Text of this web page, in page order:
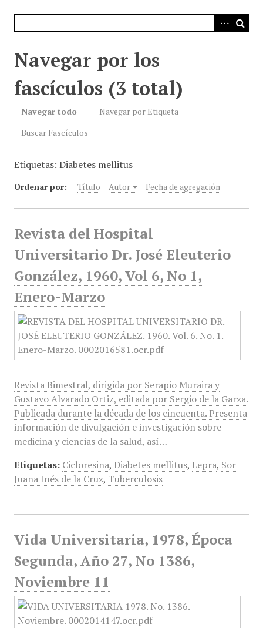
Navegar por los
fascículos (3 total)
Navegar todo
Navegar por Etiqueta
Buscar Fascículos
Etiquetas: Diabetes mellitus
Ordenar por: Título Autor Fecha de agregación
Revista del Hospital
Universitario Dr. José Eleuterio
González, 1960, Vol 6, No 1,
Enero-Marzo
Revista Bimestral, dirigida por Serapio Muraira y
Gustavo Alvarado Ortiz, editada por Sergio de la Garza.
Publicada durante la década de los cincuenta. Presenta
información de divulgación e investigación sobre
medicina y ciencias de la salud, así…
Etiquetas: Cicloresina, Diabetes mellitus, Lepra, Sor
Juana Inés de la Cruz, Tuberculosis
Vida Universitaria, 1978, Época
Segunda, Año 27, No 1386,
Noviembre 11